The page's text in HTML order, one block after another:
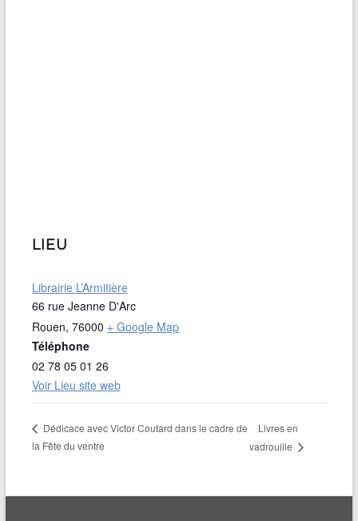
LIEU
Librairie L’Armitière
66 rue Jeanne D'Arc
Rouen, 76000 + Google Map
Téléphone
02 78 05 01 26
Voir Lieu site web
Dédicace avec Victor Coutard dans le cadre de
la Fête du ventre
Livres en
vadrouille